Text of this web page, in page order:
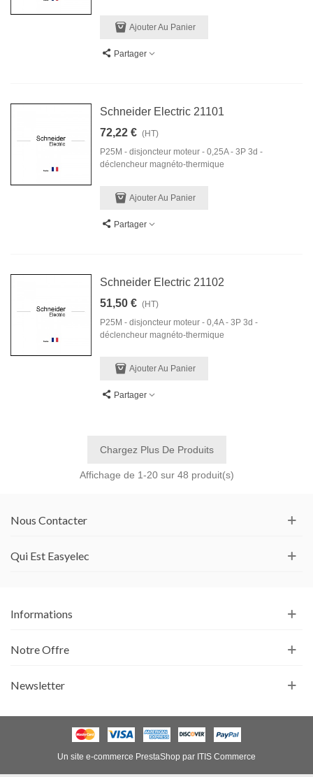
Ajouter Au Panier
Partager
Schneider Electric 21101
72,22 € (HT)
P25M - disjoncteur moteur - 0,25A - 3P 3d -
déclencheur magnéto-thermique
Ajouter Au Panier
Partager
Schneider Electric 21102
51,50 € (HT)
P25M - disjoncteur moteur - 0,4A - 3P 3d -
déclencheur magnéto-thermique
Ajouter Au Panier
Partager
Chargez Plus De Produits
Affichage de 1-20 sur 48 produit(s)
Nous Contacter
Qui Est Easyelec
Informations
Notre Offre
Newsletter
Un site e-commerce PrestaShop par ITIS Commerce